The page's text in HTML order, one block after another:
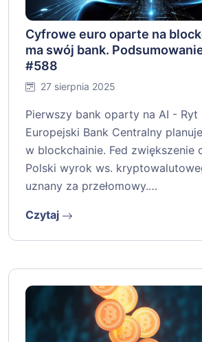
Cyfrowe euro oparte na
ma swój bank.
#588
27 sierpnia 2025
Pierwszy bank oparty na AI - Ryt
Europejski Bank Centralny
w blockchainie. Fed zwiększenie
Polski wyrok ws.
uznany za przełomowy.…
Czytaj